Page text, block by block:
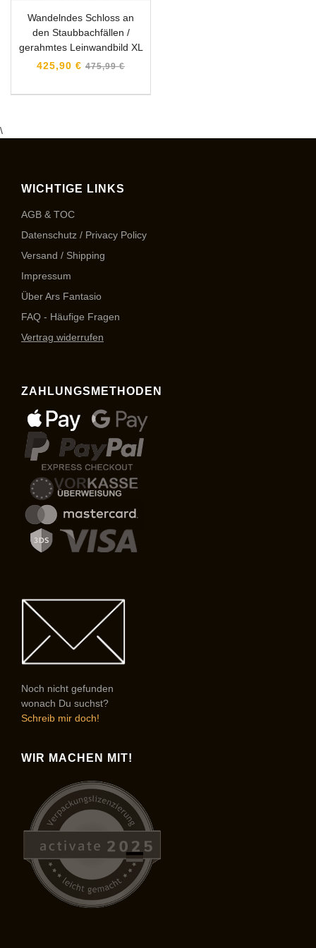
Wandelndes Schloss an
den Staubbachfällen /
gerahmtes Leinwandbild XL
425,90 € Normaler
475,99 €
\
WICHTIGE LINKS
AGB & TOC
Datenschutz / Privacy Policy
Versand / Shipping
Impressum
Über Ars Fantasio
FAQ - Häufige Fragen
Vertrag widerrufen
ZAHLUNGSMETHODEN
Noch nicht gefunden
wonach Du suchst?
Schreib mir doch!
WIR MACHEN MIT!